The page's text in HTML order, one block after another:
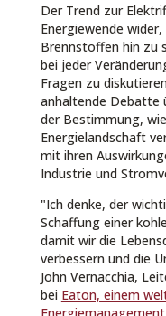
Der Trend zur
Energiewende
Brennstoffen hin zu
bei jeder
Fragen zu
anhaltende Debatte
der Bestimmung,
Energielandschaft
mit ihren
Industrie und
"Ich denke, der
Schaffung einer
damit wir die
verbessern und die
John Vernacchia,
bei Eaton, einem